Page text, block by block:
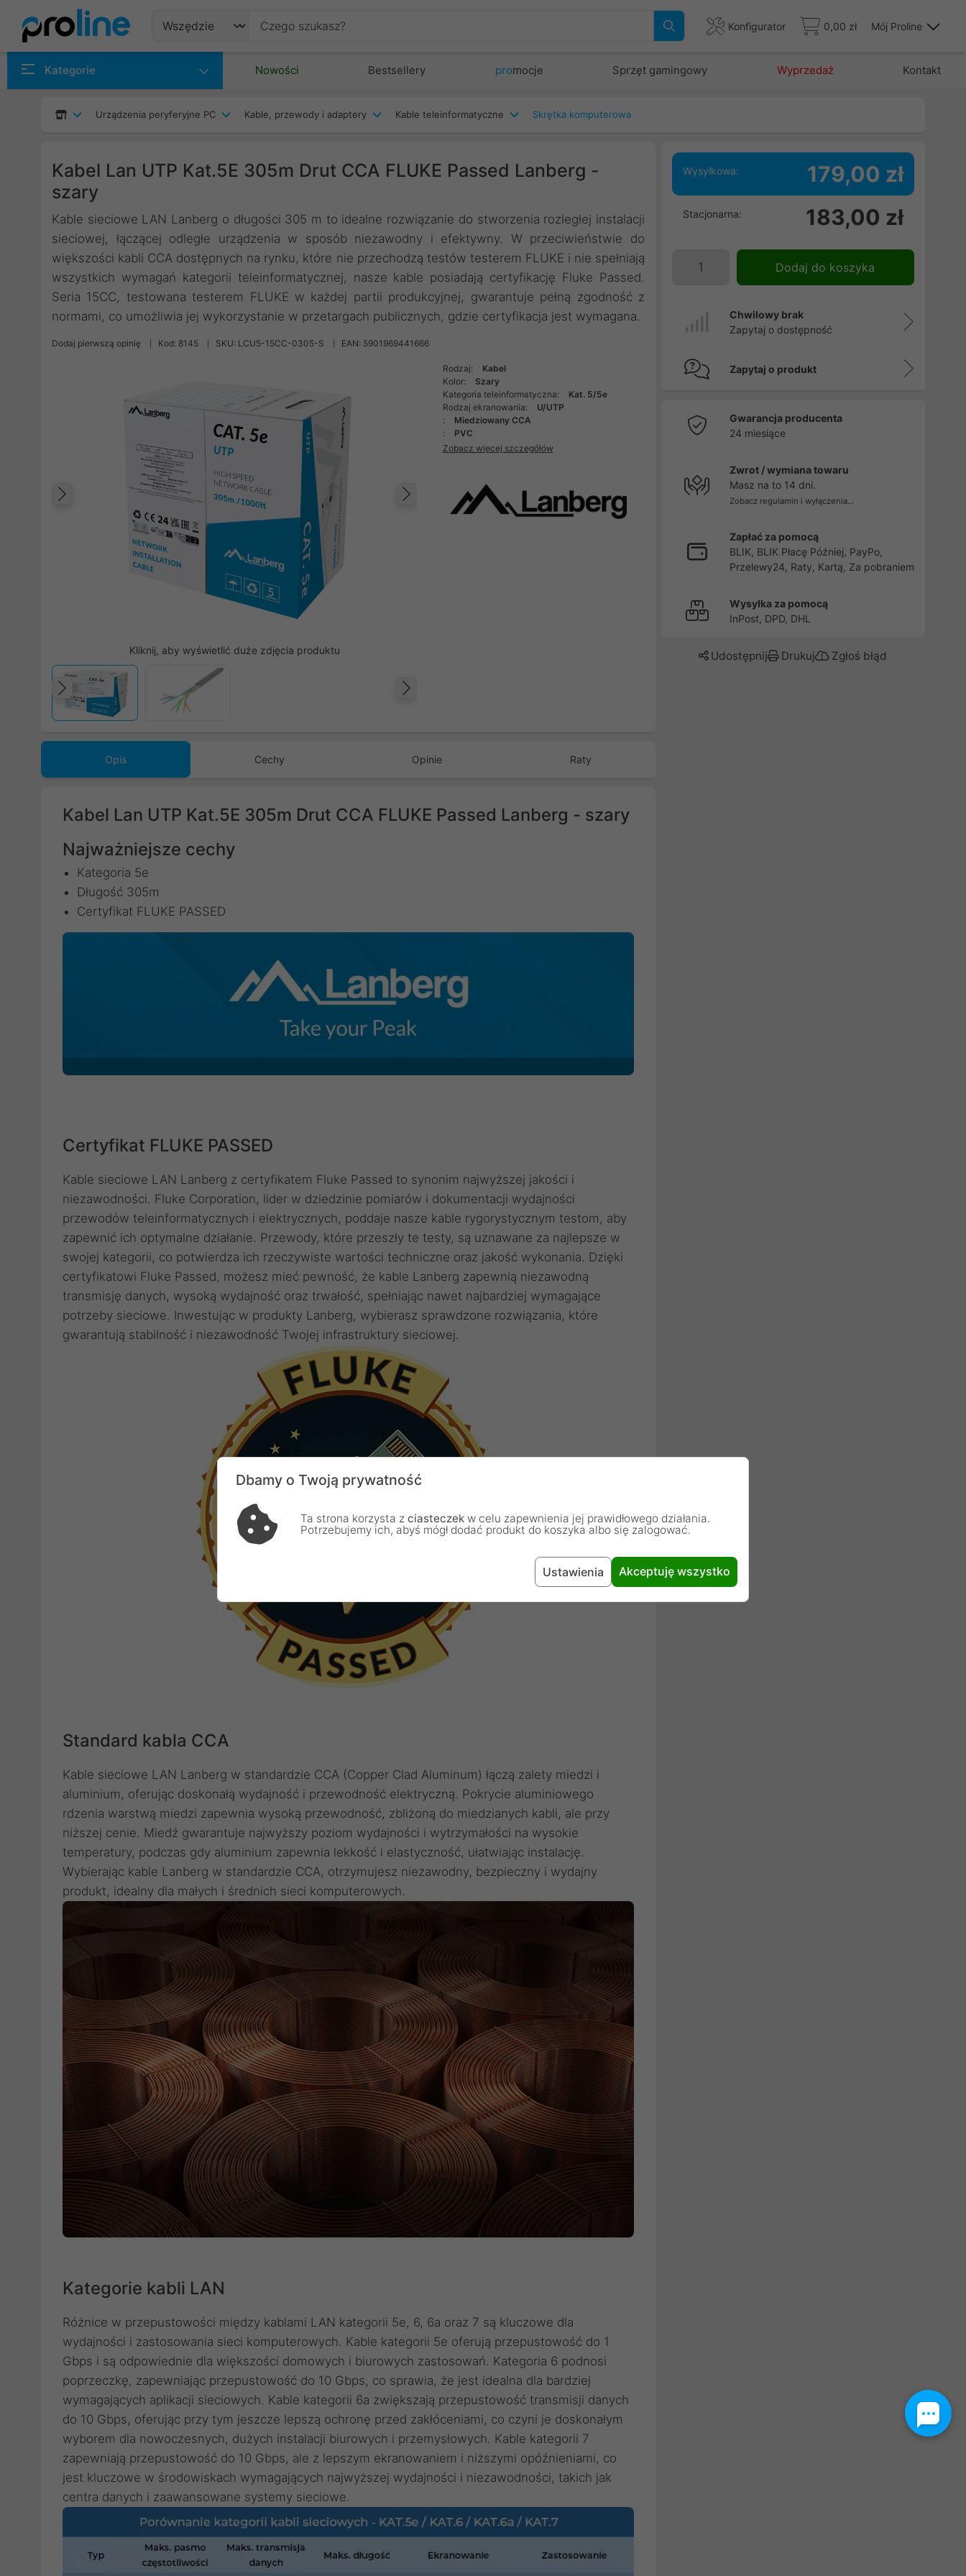
Konfigurator 0,00 zł Mój Proline
Kategorie Nowości Bestsellery promocje Sprzęt gamingowy Wyprzedaż Kontakt
Urządzenia peryferyjne PC Kable, przewody i adaptery Kable teleinformatyczne Skrętka komputerowa
Kabel Lan UTP Kat.5E 305m Drut CCA FLUKE Passed Lanberg -
szary
Kable sieciowe LAN Lanberg o długości 305 m to idealne rozwiązanie do stworzenia rozległej instalacji
sieciowej, łączącej odległe urządzenia w sposób niezawodny i efektywny. W przeciwieństwie do
większości kabli CCA dostępnych na rynku, które nie przechodzą testów testerem FLUKE i nie spełniają
wszystkich wymagań kategorii teleinformatycznej, nasze kable posiadają certyfikację Fluke Passed.
Seria 15CC, testowana testerem FLUKE w każdej partii produkcyjnej, gwarantuje pełną zgodność z
normami, co umożliwia jej wykorzystanie w przetargach publicznych, gdzie certyfikacja jest wymagana.
Dodaj pierwszą opinię Kod: 8145 SKU: LCU5-15CC-0305-S EAN: 5901969441666
Następny
Poprzedni
Kliknij, aby wyświetlić duże zdjęcia produktu
Poprzedni
Rodzaj:
Kabel
Kolor:
Szary
Kategoria teleinformatyczna:
Kat. 5/5e
Rodzaj ekranowania:
U/UTP
:
Miedziowany CCA
:
PVC
Zobacz więcej szczegółów
Opis Cechy Opinie Raty
Kabel Lan UTP Kat.5E 305m Drut CCA FLUKE Passed Lanberg - szary
Najważniejsze cechy
Kategoria 5e
Długość 305m
Certyfikat FLUKE PASSED
Certyfikat FLUKE PASSED
Kable sieciowe LAN Lanberg z certyfikatem Fluke Passed to synonim najwyższej jakości i
niezawodności. Fluke Corporation, lider w dziedzinie pomiarów i dokumentacji wydajności
przewodów teleinformatycznych i elektrycznych, poddaje nasze kable rygorystycznym testom, aby
zapewnić ich optymalne działanie. Przewody, które przeszły te testy, są uznawane za najlepsze w
swojej kategorii, co potwierdza ich rzeczywiste wartości techniczne oraz jakość wykonania. Dzięki
certyfikatowi Fluke Passed, możesz mieć pewność, że kable Lanberg zapewnią niezawodną
transmisję danych, wysoką wydajność oraz trwałość, spełniając nawet najbardziej wymagające
potrzeby sieciowe. Inwestując w produkty Lanberg, wybierasz sprawdzone rozwiązania, które
gwarantują stabilność i niezawodność Twojej infrastruktury sieciowej.
Standard kabla CCA
Kable sieciowe LAN Lanberg w standardzie CCA (Copper Clad Aluminum) łączą zalety miedzi i
aluminium, oferując doskonałą wydajność i przewodność elektryczną. Pokrycie aluminiowego
rdzenia warstwą miedzi zapewnia wysoką przewodność, zbliżoną do miedzianych kabli, ale przy
niższej cenie. Miedź gwarantuje najwyższy poziom wydajności i wytrzymałości na wysokie
temperatury, podczas gdy aluminium zapewnia lekkość i elastyczność, ułatwiając instalację.
Wybierając kable Lanberg w standardzie CCA, otrzymujesz niezawodny, bezpieczny i wydajny
produkt, idealny dla małych i średnich sieci komputerowych.
Kategorie kabli LAN
Różnice w przepustowości między kablami LAN kategorii 5e, 6, 6a oraz 7 są kluczowe dla
wydajności i zastosowania sieci komputerowych. Kable kategorii 5e oferują przepustowość do 1
Gbps i są odpowiednie dla większości domowych i biurowych zastosowań. Kategoria 6 podnosi
poprzeczkę, zapewniając przepustowość do 10 Gbps, co sprawia, że jest idealna dla bardziej
wymagających aplikacji sieciowych. Kable kategorii 6a zwiększają przepustowość transmisji danych
do 10 Gbps, oferując przy tym jeszcze lepszą ochronę przed zakłóceniami, co czyni je doskonałym
wyborem dla nowoczesnych, dużych instalacji biurowych i przemysłowych. Kable kategorii 7
zapewniają przepustowość do 10 Gbps, ale z lepszym ekranowaniem i niższymi opóźnieniami, co
jest kluczowe w środowiskach wymagających najwyższej wydajności i niezawodności, takich jak
centra danych i zaawansowane systemy sieciowe.
Wysyłkowa: 179,00 zł
Stacjonarna: 183,00 zł
Dodaj do koszyka
Chwilowy brak
Zapytaj o dostępność
Zapytaj o produkt
Gwarancja producenta
24 miesiące
Zwrot / wymiana towaru
Masz na to 14 dni.
Zobacz regulamin i wyłączenia...
Zapłać za pomocą
BLIK, BLIK Płacę Później, PayPo,
Przelewy24, Raty, Kartą, Za pobraniem
Wysyłka za pomocą
InPost, DPD, DHL
Udostępnij Drukuj Zgłoś błąd
Dbamy o Twoją prywatność
Ta strona korzysta z ciasteczek w celu zapewnienia jej prawidłowego działania.
Potrzebujemy ich, abyś mógł dodać produkt do koszyka albo się zalogować.
Ustawienia Akceptuję wszystko